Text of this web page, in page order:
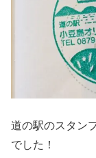
道の駅のスタン
でした！